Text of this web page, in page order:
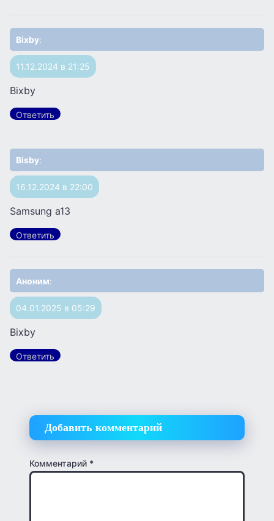
Bixby:
11.12.2024 в 21:25
Bixby
Ответить
Bisby:
16.12.2024 в 22:00
Samsung a13
Ответить
Аноним:
04.01.2025 в 05:29
Bixby
Ответить
Добавить комментарий
Комментарий *